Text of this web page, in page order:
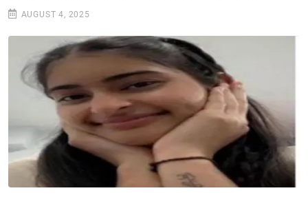
AUGUST 4, 2025